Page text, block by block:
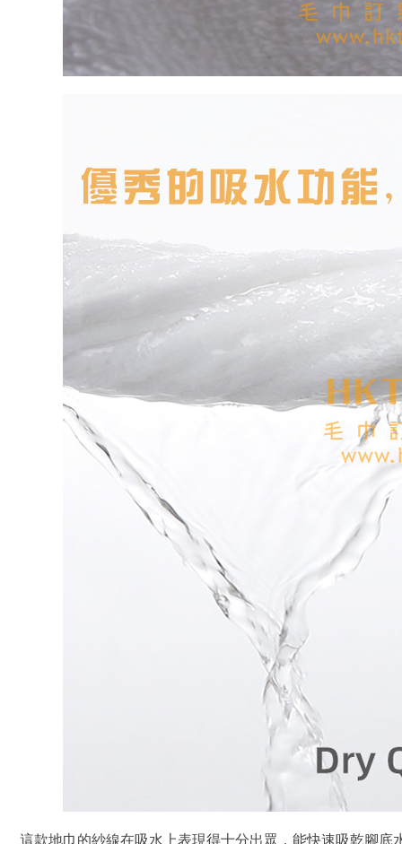
這款地巾的紗線在吸水上表現得十分出眾，能快速吸乾腳底